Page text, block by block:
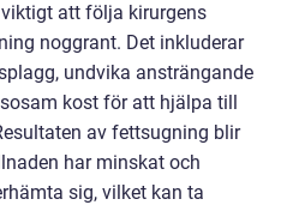
att följa kirurgens
noggrant. Det inkluderar
undvika ansträngande
kost för att hjälpa till
av fettsugning blir
har minskat och
sig, vilket kan ta